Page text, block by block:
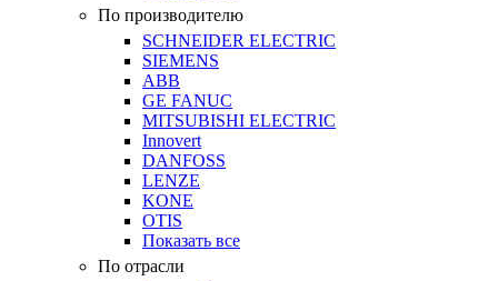
По производителю
SCHNEIDER ELECTRIC
SIEMENS
ABB
GE FANUC
MITSUBISHI ELECTRIC
Innovert
DANFOSS
LENZE
KONE
OTIS
Показать все
По отрасли